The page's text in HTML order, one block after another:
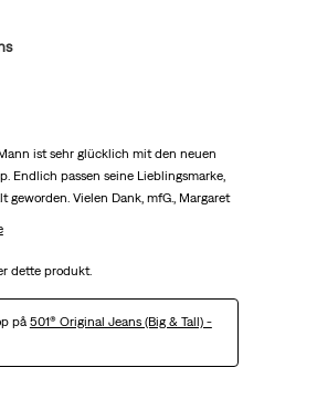
ist sehr glücklich mit den neuen
Endlich passen seine Lieblingsmarke,
geworden. Vielen Dank, mfG., Margaret
dette produkt.
på 501® Original Jeans (Big & Tall) -